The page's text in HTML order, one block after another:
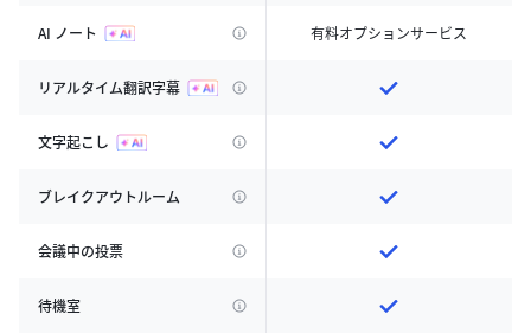
AI ノート 有料オプションサービス
リアルタイム翻訳字幕
文字起こし
ブレイクアウトルーム
会議中の投票
待機室